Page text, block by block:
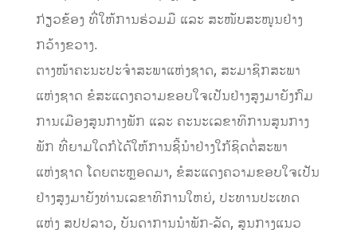
ກ່ຽວຂ້ອງ ທີ່ໃຫ້ການຮ່ວມມື ແລະ ສະໜັບສະໜູນຢ່າງ
ກວ້າງຂວາງ.
ຕາງໜ້າຄະນະປະຈໍາສະພາແຫ່ງຊາດ, ສະມາຊິກສະພາ
ແຫ່ງຊາດ ຂໍສະແດງຄວາມຂອບໃຈເປັນຢ່າງສູງມາຍັງກົມ
ການເມືອງສູນກາງພັກ ແລະ ຄະນະເລຂາທິການສູນກາງ
ພັກ ທີ່ຍາມໃດກໍໄດ້ໃຫ້ການຊີ້ນໍາຢ່າງໃກ້ຊິດຕໍ່ສະພາ
ແຫ່ງຊາດ ໂດຍຕະຫຼອດມາ, ຂໍສະແດງຄວາມຂອບໃຈເປັນ
ຢ່າງສູງມາຍັງທ່ານເລຂາທິການໃຫຍ່, ປະທານປະເທດ
ແຫ່ງ ສປປລາວ, ບັນດາການນໍາພັກ-ລັດ, ສູນກາງແນວ